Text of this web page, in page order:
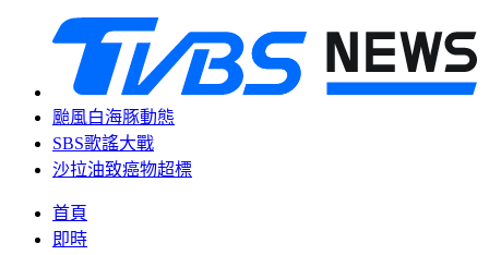
颱風白海豚動態
SBS歌謠大戰
沙拉油致癌物超標
首頁
即時